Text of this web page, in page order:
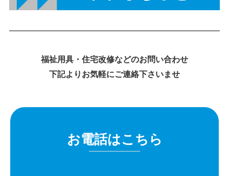
福祉用具・住宅改修などのお問い合わせ
下記よりお気軽にご連絡下さいませ
お電話はこちら